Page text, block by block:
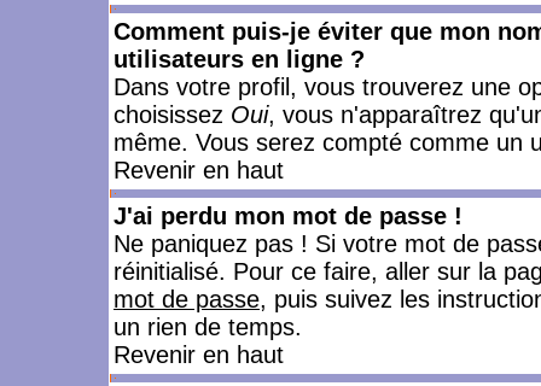
Comment puis-je éviter que mon
utilisateurs en ligne ?
Dans votre profil, vous trouverez une
choisissez Oui, vous n'apparaîtrez
même. Vous serez compté comme un
Revenir en haut
J'ai perdu mon mot de passe !
Ne paniquez pas ! Si votre mot de
réinitialisé. Pour ce faire, aller sur la
mot de passe, puis suivez les
un rien de temps.
Revenir en haut